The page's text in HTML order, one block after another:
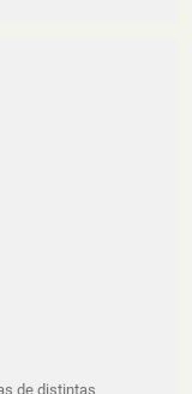
de distintas